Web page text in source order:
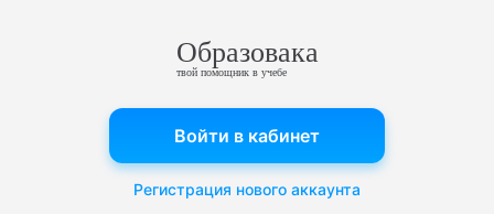
Образовака
твой помощник в учебе
Войти в кабинет
Регистрация нового аккаунта